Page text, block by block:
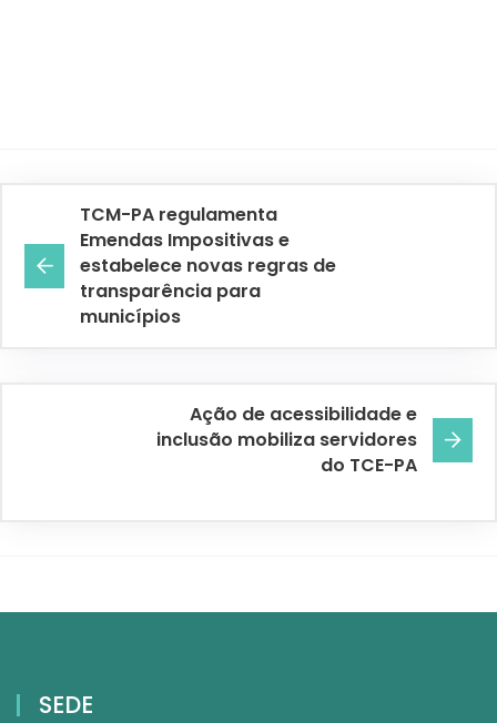
TCM-PA regulamenta
Emendas Impositivas e
estabelece novas regras de
transparência para
municípios
Ação de acessibilidade e
inclusão mobiliza servidores
do TCE-PA
SEDE